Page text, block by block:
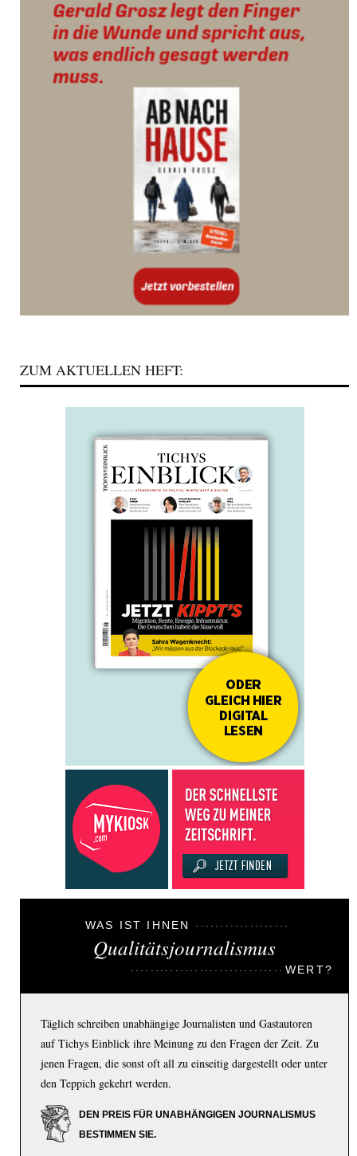
ZUM AKTUELLEN HEFT:
WAS IST IHNEN
Qualitätsjournalismus
WERT?
Täglich schreiben unabhängige Journalisten und Gastautoren
auf Tichys Einblick ihre Meinung zu den Fragen der Zeit. Zu
jenen Fragen, die sonst oft all zu einseitig dargestellt oder unter
den Teppich gekehrt werden.
DEN PREIS FÜR UNABHÄNGIGEN JOURNALISMUS
BESTIMMEN SIE.